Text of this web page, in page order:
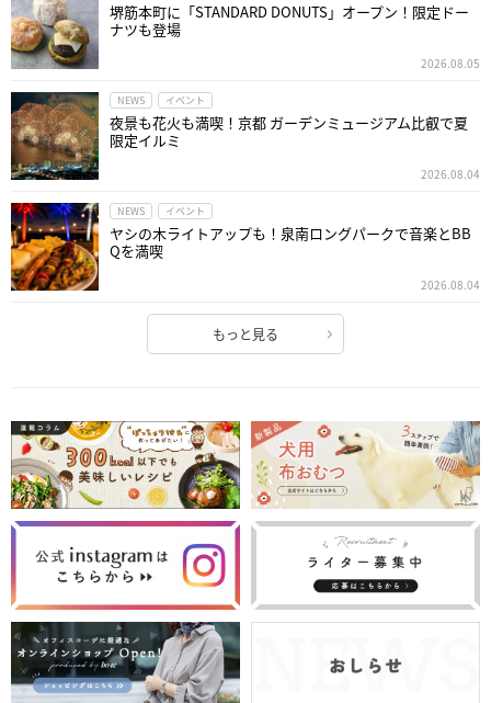
堺筋本町に「STANDARD DONUTS」オープン！限定ドー
ナツも登場
2026.08.05
NEWS イベント
夜景も花火も満喫！京都 ガーデンミュージアム比叡で夏
限定イルミ
2026.08.04
NEWS イベント
ヤシの木ライトアップも！泉南ロングパークで音楽とBB
Qを満喫
2026.08.04
もっと見る